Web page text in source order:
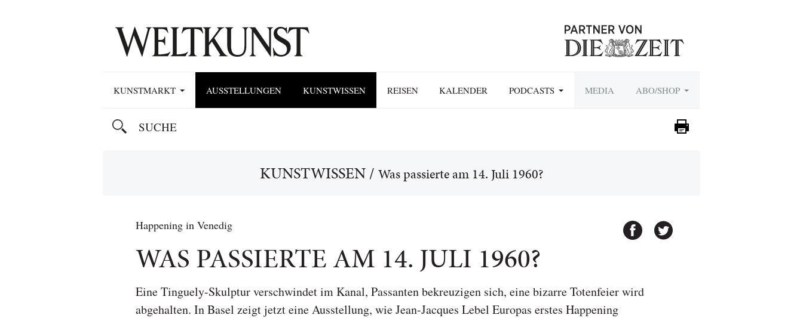
KUNSTMARKT AUSSTELLUNGEN KUNSTWISSEN REISEN KALENDER PODCASTS MEDIA ABO/SHOP
KUNSTWISSEN/ Was passierte am 14. Juli 1960?
Happening in Venedig
WAS PASSIERTE AM 14. JULI 1960?
Eine Tinguely-Skulptur verschwindet im Kanal, Passanten bekreuzigen sich, eine bizarre Totenfeier wird
abgehalten. In Basel zeigt jetzt eine Ausstellung, wie Jean-Jacques Lebel Europas erstes Happening